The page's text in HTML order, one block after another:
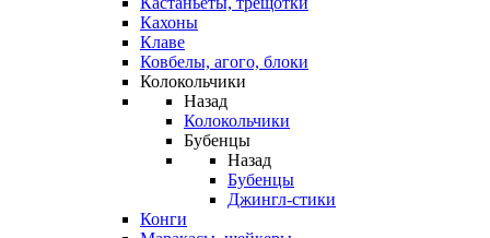
Кахоны
Клаве
Ковбелы, агого, блоки
Колокольчики
Назад
Колокольчики
Бубенцы
Назад
Бубенцы
Джингл-стики
Конги